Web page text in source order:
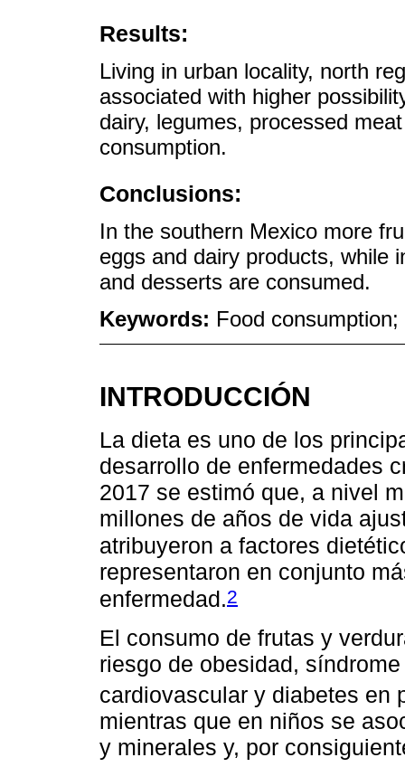
Results:
Living in urban locality, north
associated with higher
dairy, legumes, processed
consumption.
Conclusions:
In the southern Mexico more
eggs and dairy products, while
and desserts are consumed.
Keywords: Food
INTRODUCCIÓN
La dieta es uno de los
desarrollo de enfermedades
2017 se estimó que, a nivel
millones de años de vida
atribuyeron a factores
representaron en conjunto
enfermedad.2
El consumo de frutas y
riesgo de obesidad,
cardiovascular y diabetes en
mientras que en niños se
y minerales y, por